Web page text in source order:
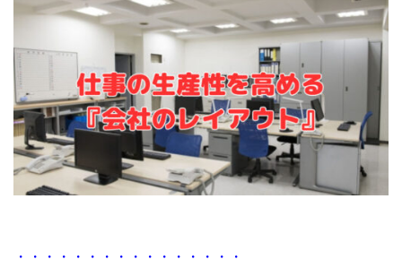
・・・・・・・・・・・・・・・・